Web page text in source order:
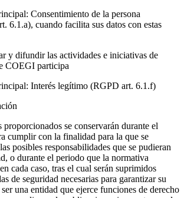
Consentimiento de la persona
6.1.a), cuando facilita sus datos con estas
y difundir las actividades e iniciativas de
COEGI participa
Interés legítimo (RGPD art. 6.1.f)
proporcionados se conservarán durante el
cumplir con la finalidad para la que se
posibles responsabilidades que se pudieran
o durante el periodo que la normativa
cada caso, tras el cual serán suprimidos
de seguridad necesarias para garantizar su
una entidad que ejerce funciones de derecho